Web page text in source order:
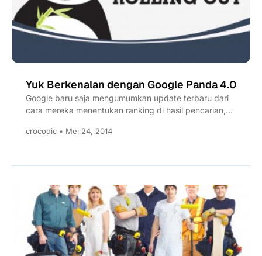
Yuk Berkenalan dengan Google Panda 4.0
Google baru saja mengumumkan update terbaru dari
cara mereka menentukan ranking di hasil pencarian,
crocodic • Mei 24, 2014